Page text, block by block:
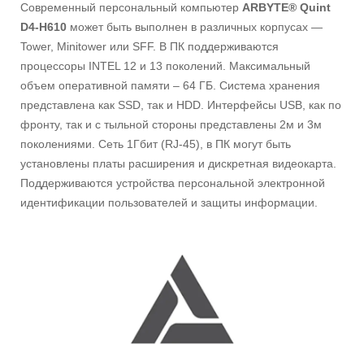
Современный персональный компьютер ARBYTE® Quint
D4-H610 может быть выполнен в различных корпусах —
Tower, Minitower или SFF. В ПК поддерживаются
процессоры INTEL 12 и 13 поколений. Максимальный
объем оперативной памяти – 64 ГБ. Система хранения
представлена как SSD, так и HDD. Интерфейсы USB, как по
фронту, так и с тыльной стороны представлены 2м и 3м
поколениями. Сеть 1Гбит (RJ-45), в ПК могут быть
установлены платы расширения и дискретная видеокарта.
Поддерживаются устройства персональной электронной
идентификации пользователей и защиты информации.